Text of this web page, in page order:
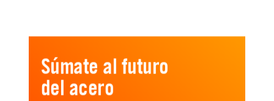
Súmate al futuro
del acero